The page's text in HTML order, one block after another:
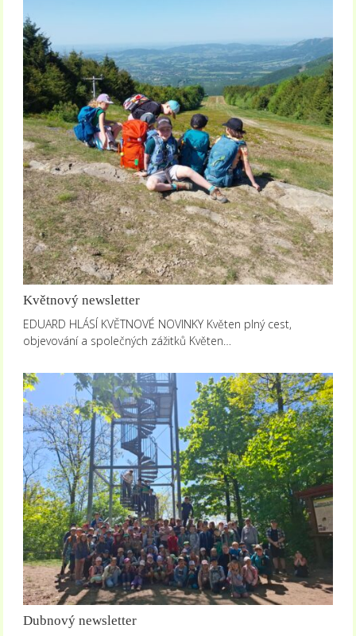
Květnový newsletter
EDUARD HLÁSÍ KVĚTNOVÉ NOVINKY Květen plný cest,
objevování a společných zážitků Květen…
Dubnový newsletter